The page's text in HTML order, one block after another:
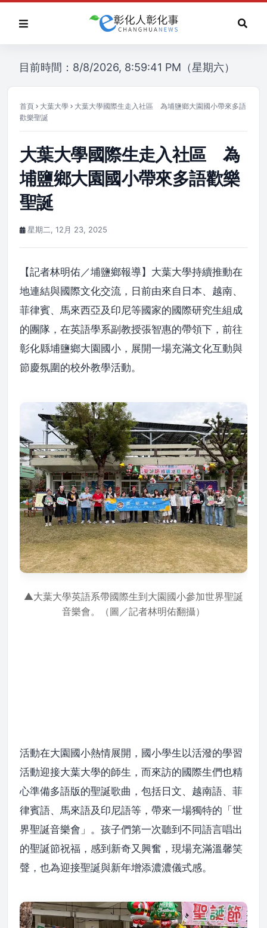
目前時間：8/8/2026, 8:59:41 PM（星期六）
首頁 大葉大學
大葉大學國際生走入社區 為埔鹽鄉大園國小帶來多語
歡樂聖誕
大葉大學國際生走入社區 為
埔鹽鄉大園國小帶來多語歡樂
聖誕
星期二, 12月 23, 2025
【記者林明佑／埔鹽鄉報導】大葉大學持續推動在
地連結與國際文化交流，日前由來自日本、越南、
菲律賓、馬來西亞及印尼等國家的國際研究生組成
的團隊，在英語學系副教授張智惠的帶領下，前往
彰化縣埔鹽鄉大園國小，展開一場充滿文化互動與
節慶氛圍的校外教學活動。
▲大葉大學英語系帶國際生到大園國小參加世界聖誕
音樂會。（圖／記者林明佑翻攝）
活動在大園國小熱情展開，國小學生以活潑的學習
活動迎接大葉大學的師生，而來訪的國際生們也精
心準備多語版的聖誕歌曲，包括日文、越南語、菲
律賓語、馬來語及印尼語等，帶來一場獨特的「世
界聖誕音樂會」。孩子們第一次聽到不同語言唱出
的聖誕節祝福，感到新奇又興奮，現場充滿溫馨笑
聲，也為迎接聖誕與新年增添濃濃儀式感。